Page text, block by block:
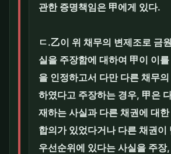
관한 증명책임은 甲에게 있다.
ㄷ.乙이 위 채무의 변제조로 금
실을 주장함에 대하여 甲이 이
을 인정하고서 다만 다른 채무
하였다고 주장하는 경우, 甲은
재하는 사실과 다른 채권에 대
합의가 있었다거나 다른 채권이
우선순위에 있다는 사실을 주장